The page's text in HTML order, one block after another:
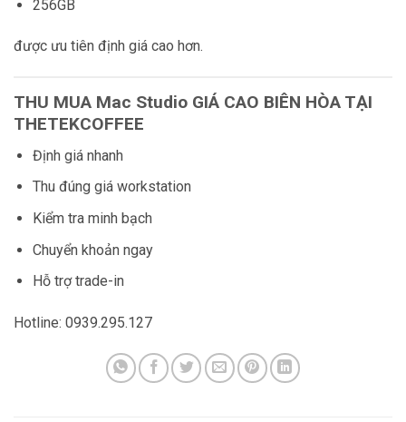
256GB
được ưu tiên định giá cao hơn.
THU MUA Mac Studio GIÁ CAO BIÊN HÒA TẠI
THETEKCOFFEE
Định giá nhanh
Thu đúng giá workstation
Kiểm tra minh bạch
Chuyển khoản ngay
Hỗ trợ trade-in
Hotline: 0939.295.127